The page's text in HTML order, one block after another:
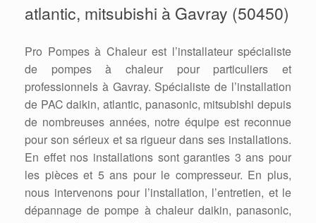
atlantic, mitsubishi à Gavray (50450)
Pro Pompes à Chaleur est l’installateur spécialiste
de pompes à chaleur pour particuliers et
professionnels à Gavray. Spécialiste de l’installation
de PAC daikin, atlantic, panasonic, mitsubishi depuis
de nombreuses années, notre équipe est reconnue
pour son sérieux et sa rigueur dans ses installations.
En effet nos installations sont garanties 3 ans pour
les pièces et 5 ans pour le compresseur. En plus,
nous intervenons pour l’installation, l’entretien, et le
dépannage de pompe à chaleur daikin, panasonic,